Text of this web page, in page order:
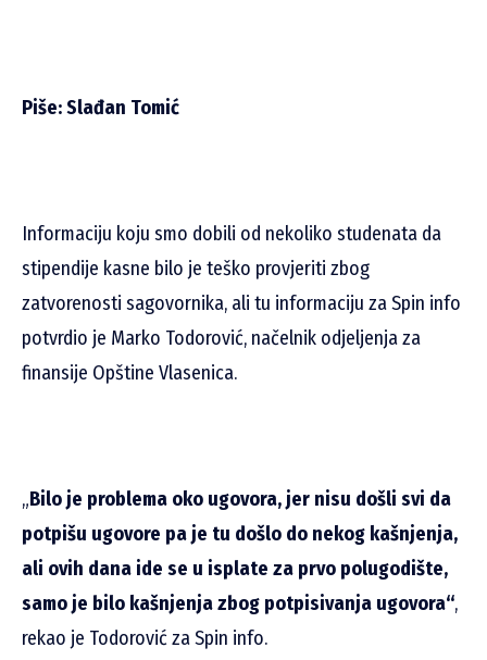
Piše: Slađan Tomić
Informaciju koju smo dobili od nekoliko studenata da
stipendije kasne bilo je teško provjeriti zbog
zatvorenosti sagovornika, ali tu informaciju za Spin info
potvrdio je Marko Todorović, načelnik odjeljenja za
finansije Opštine Vlasenica.
„Bilo je problema oko ugovora, jer nisu došli svi da
potpišu ugovore pa je tu došlo do nekog kašnjenja,
ali ovih dana ide se u isplate za prvo polugodište,
samo je bilo kašnjenja zbog potpisivanja ugovora“,
rekao je Todorović za Spin info.